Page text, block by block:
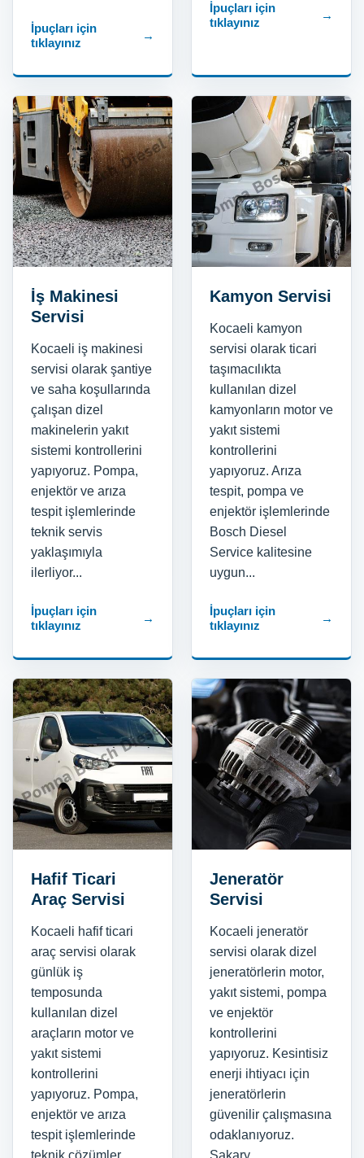
İpuçları için
tıklayınız
→
İpuçları için
tıklayınız
→
İş Makinesi
Servisi
Kocaeli iş makinesi
servisi olarak şantiye
ve saha koşullarında
çalışan dizel
makinelerin yakıt
sistemi kontrollerini
yapıyoruz. Pompa,
enjektör ve arıza
tespit işlemlerinde
teknik servis
yaklaşımıyla
ilerliyor...
İpuçları için
tıklayınız
→
Kamyon Servisi
Kocaeli kamyon
servisi olarak ticari
taşımacılıkta
kullanılan dizel
kamyonların motor ve
yakıt sistemi
kontrollerini
yapıyoruz. Arıza
tespit, pompa ve
enjektör işlemlerinde
Bosch Diesel
Service kalitesine
uygun...
İpuçları için
tıklayınız
→
Hafif Ticari
Araç Servisi
Kocaeli hafif ticari
araç servisi olarak
günlük iş
temposunda
kullanılan dizel
araçların motor ve
yakıt sistemi
kontrollerini
yapıyoruz. Pompa,
enjektör ve arıza
tespit işlemlerinde
teknik çözümler
Jeneratör
Servisi
Kocaeli jeneratör
servisi olarak dizel
jeneratörlerin motor,
yakıt sistemi, pompa
ve enjektör
kontrollerini
yapıyoruz. Kesintisiz
enerji ihtiyacı için
jeneratörlerin
güvenilir çalışmasına
odaklanıyoruz.
Sakary...